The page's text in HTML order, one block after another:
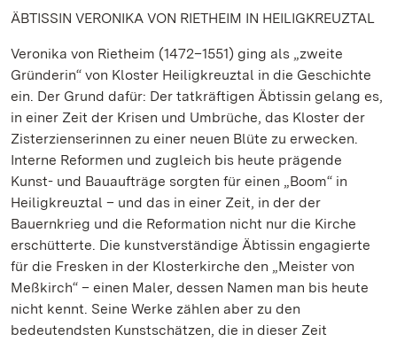
ÄBTISSIN VERONIKA VON RIETHEIM IN HEILIGKREUZTAL
Veronika von Rietheim (1472–1551) ging als „zweite
Gründerin“ von Kloster Heiligkreuztal in die Geschichte
ein. Der Grund dafür: Der tatkräftigen Äbtissin gelang es,
in einer Zeit der Krisen und Umbrüche, das Kloster der
Zisterzienserinnen zu einer neuen Blüte zu erwecken.
Interne Reformen und zugleich bis heute prägende
Kunst- und Bauaufträge sorgten für einen „Boom“ in
Heiligkreuztal – und das in einer Zeit, in der der
Bauernkrieg und die Reformation nicht nur die Kirche
erschütterte. Die kunstverständige Äbtissin engagierte
für die Fresken in der Klosterkirche den „Meister von
Meßkirch“ – einen Maler, dessen Namen man bis heute
nicht kennt. Seine Werke zählen aber zu den
bedeutendsten Kunstschätzen, die in dieser Zeit